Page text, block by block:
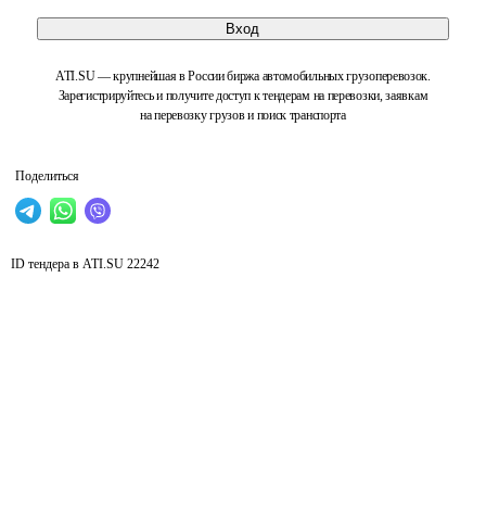
Вход
ATI.SU — крупнейшая в России биржа автомобильных грузоперевозок.
Зарегистрируйтесь и получите доступ к тендерам на перевозки, заявкам
на перевозку грузов и поиск транспорта
Поделиться
ID тендера в ATI.SU 22242